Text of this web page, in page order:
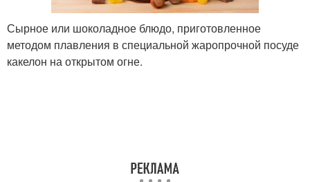
Сырное или шоколадное блюдо, приготовленное
методом плавления в специальной жаропрочной посуде
какелон на открытом огне.